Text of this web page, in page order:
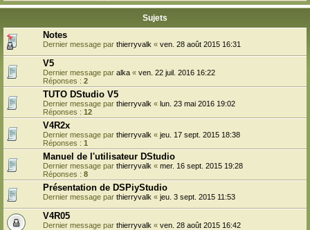
Sujets
Notes
Dernier message par thierryvalk « ven. 28 août 2015 16:31
V5
Dernier message par alka « ven. 22 juil. 2016 16:22
Réponses : 2
TUTO DStudio V5
Dernier message par thierryvalk « lun. 23 mai 2016 19:02
Réponses : 12
V4R2x
Dernier message par thierryvalk « jeu. 17 sept. 2015 18:38
Réponses : 1
Manuel de l'utilisateur DStudio
Dernier message par thierryvalk « mer. 16 sept. 2015 19:28
Réponses : 8
Présentation de DSPiyStudio
Dernier message par thierryvalk « jeu. 3 sept. 2015 11:53
V4R05
Dernier message par thierryvalk « ven. 28 août 2015 16:42